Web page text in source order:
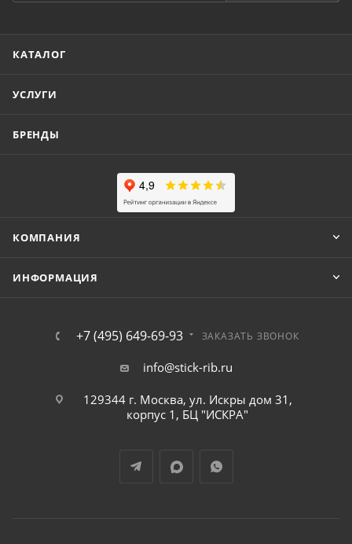
КАТАЛОГ
УСЛУГИ
БРЕНДЫ
КОМПАНИЯ
ИНФОРМАЦИЯ
+7 (495) 649-69-93 ЗАКАЗАТЬ ЗВОНОК
info@stick-rib.ru
129344 г. Москва, ул. Искры дом 31,
корпус 1, БЦ "ИСКРА"